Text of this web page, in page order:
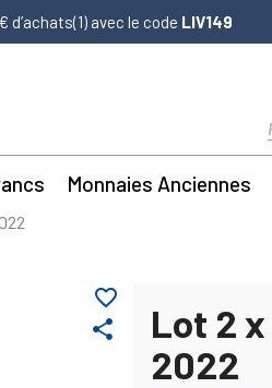
d’achats(1) avec le code LIV149
Monnaies Anciennes
share
favorite_border
Lot 2
2022